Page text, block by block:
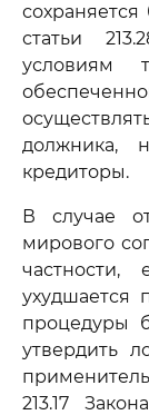
статьи
условиям
должника,
кредиторы.
В случае
мирового
ухудшается
процедуры
утвердить
213.17